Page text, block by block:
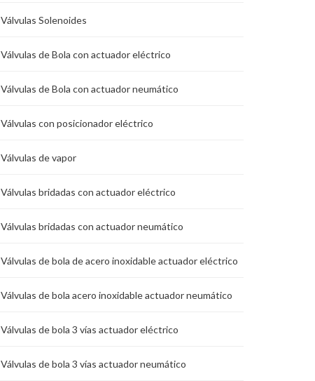
Válvulas Solenoides
Válvulas de Bola con actuador eléctrico
Válvulas de Bola con actuador neumático
Válvulas con posicionador eléctrico
Válvulas de vapor
Válvulas bridadas con actuador eléctrico
Válvulas bridadas con actuador neumático
Válvulas de bola de acero inoxidable actuador eléctrico
Válvulas de bola acero inoxidable actuador neumático
Válvulas de bola 3 vías actuador eléctrico
Válvulas de bola 3 vías actuador neumático